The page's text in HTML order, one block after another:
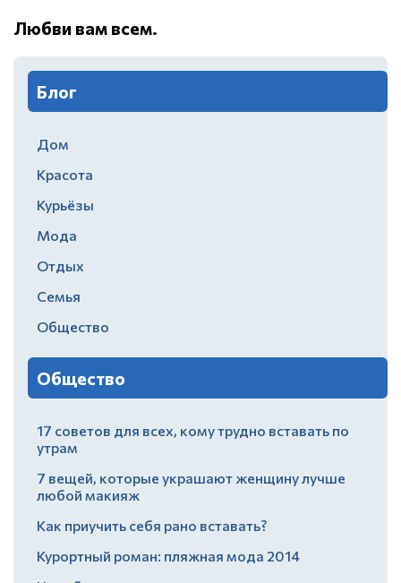
Любви вам всем.
Блог
Дом
Красота
Курьёзы
Мода
Отдых
Семья
Общество
Общество
17 советов для всех, кому трудно вставать по
утрам
7 вещей, которые украшают женщину лучше
любой макияж
Как приучить себя рано вставать?
Курортный роман: пляжная мода 2014